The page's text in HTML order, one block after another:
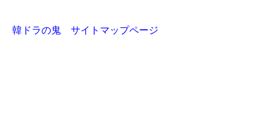
韓ドラの鬼 サイトマップページ